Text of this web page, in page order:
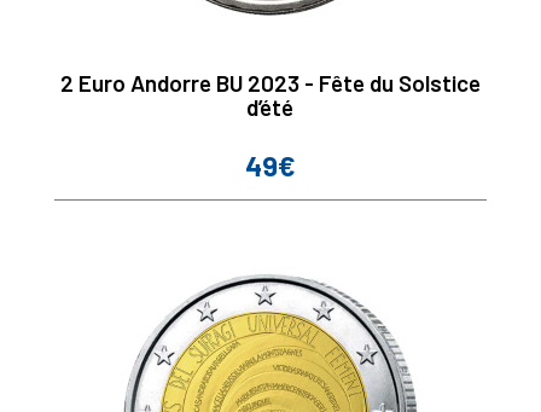
2 Euro Andorre BU 2023 - Fête du Solstice
d’été
Prix
49€